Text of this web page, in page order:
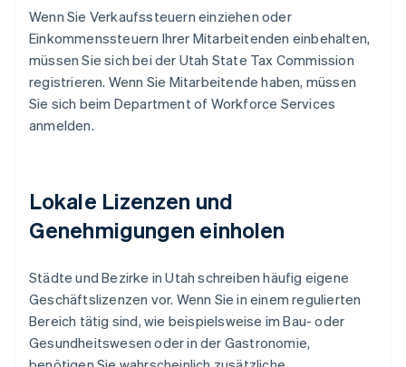
Wenn Sie Verkaufssteuern einziehen oder
Einkommenssteuern Ihrer Mitarbeitenden einbehalten,
müssen Sie sich bei der Utah State Tax Commission
registrieren. Wenn Sie Mitarbeitende haben, müssen
Sie sich beim Department of Workforce Services
anmelden.
Lokale Lizenzen und
Genehmigungen einholen
Städte und Bezirke in Utah schreiben häufig eigene
Geschäftslizenzen vor. Wenn Sie in einem regulierten
Bereich tätig sind, wie beispielsweise im Bau- oder
Gesundheitswesen oder in der Gastronomie,